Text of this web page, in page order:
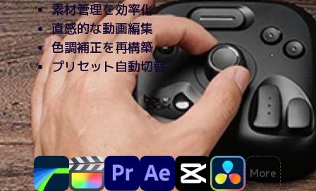
素材管理を効率化
直感的な動画編集
色調補正を再構築
プリセット自動切替
More